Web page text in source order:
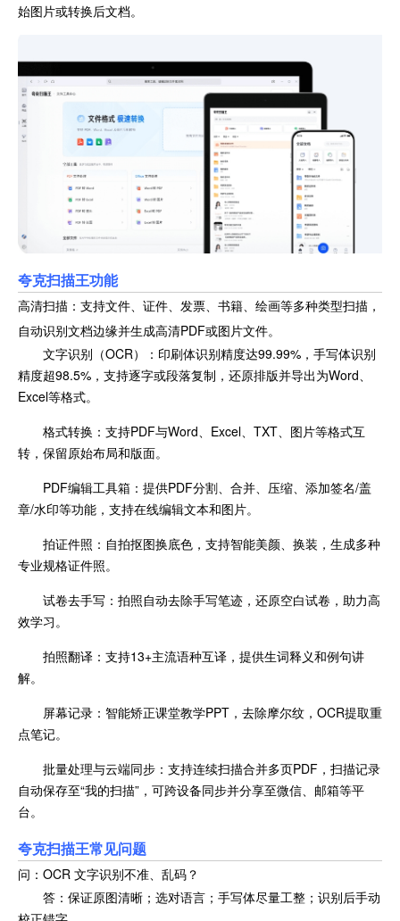
始图片或转换后文档。
夸克扫描王功能
高清扫描：支持文件、证件、发票、书籍、绘画等多种类型扫描，
自动识别文档边缘并生成高清PDF或图片文件。
文字识别（OCR）：印刷体识别精度达99.99%，手写体识别
精度超98.5%，支持逐字或段落复制，还原排版并导出为Word、
Excel等格式。
格式转换：支持PDF与Word、Excel、TXT、图片等格式互
转，保留原始布局和版面。
PDF编辑工具箱：提供PDF分割、合并、压缩、添加签名/盖
章/水印等功能，支持在线编辑文本和图片。
拍证件照：自拍抠图换底色，支持智能美颜、换装，生成多种
专业规格证件照。
试卷去手写：拍照自动去除手写笔迹，还原空白试卷，助力高
效学习。
拍照翻译：支持13+主流语种互译，提供生词释义和例句讲
解。
屏幕记录：智能矫正课堂教学PPT，去除摩尔纹，OCR提取重
点笔记。
批量处理与云端同步：支持连续扫描合并多页PDF，扫描记录
自动保存至“我的扫描”，可跨设备同步并分享至微信、邮箱等平
台。
夸克扫描王常见问题
问：OCR 文字识别不准、乱码？
答：保证原图清晰；选对语言；手写体尽量工整；识别后手动